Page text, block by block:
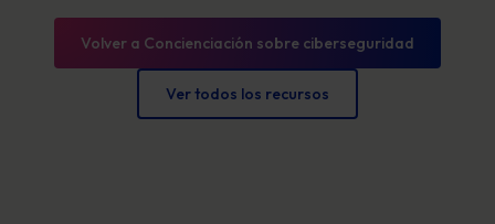
Volver a Concienciación sobre ciberseguridad
Ver todos los recursos